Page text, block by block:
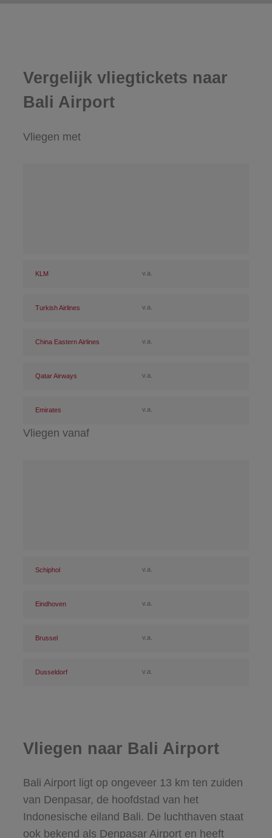
Vergelijk vliegtickets naar
Bali Airport
Vliegen met
KLM v.a.
Turkish Airlines v.a.
China Eastern Airlines v.a.
Qatar Airways v.a.
Emirates v.a.
Vliegen vanaf
Schiphol v.a.
Eindhoven v.a.
Brussel v.a.
Dusseldorf v.a.
Vliegen naar Bali Airport
Bali Airport ligt op ongeveer 13 km ten zuiden
van Denpasar, de hoofdstad van het
Indonesische eiland Bali. De luchthaven staat
ook bekend als Denpasar Airport en heeft